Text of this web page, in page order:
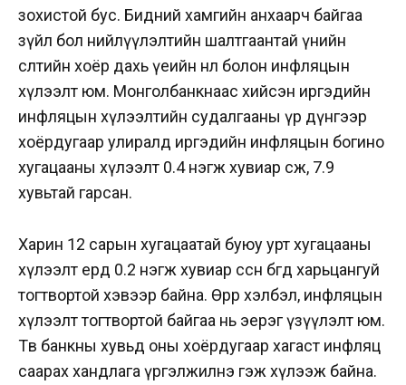
зохистой бус. Бидний хамгийн анхаарч байгаа
зүйл бол нийлүүлэлтийн шалтгаантай үнийн
өсөлтийн хоёр дахь үеийн нөлөө болон инфляцын
хүлээлт юм. Монголбанкнаас хийсэн иргэдийн
инфляцын хүлээлтийн судалгааны үр дүнгээр
хоёрдугаар улиралд иргэдийн инфляцын богино
хугацааны хүлээлт 0.4 нэгж хувиар өсөж, 7.9
хувьтай гарсан.
Харин 12 сарын хугацаатай буюу урт хугацааны
хүлээлт ердөө 0.2 нэгж хувиар өссөн бөгөөд харьцангуй
тогтвортой хэвээр байна. Өөрөөр хэлбэл, инфляцын
хүлээлт тогтвортой байгаа нь эерэг үзүүлэлт юм.
Төв банкны хувьд оны хоёрдугаар хагаст инфляц
саарах хандлага үргэлжилнэ гэж хүлээж байна.